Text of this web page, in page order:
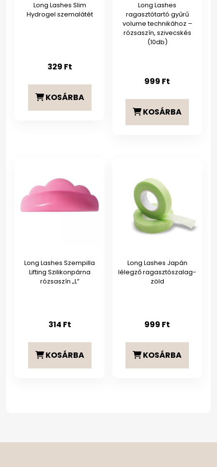
Long Lashes Slim
Hydrogel szemalátét
329 Ft
KOSÁRBA
Long Lashes
ragasztótartó gyűrű
volume technikához –
rózsaszín, szivecskés
(10db)
999 Ft
KOSÁRBA
Long Lashes Szempilla
Lifting Szilikonpárna
rózsaszín „L”
314 Ft
KOSÁRBA
Long Lashes Japán
lélegző ragasztószalag-
zöld
999 Ft
KOSÁRBA